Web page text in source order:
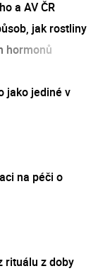
a AV ČR
jak rostliny
hormonů
jako jediné v
na péči o
rituálu z doby